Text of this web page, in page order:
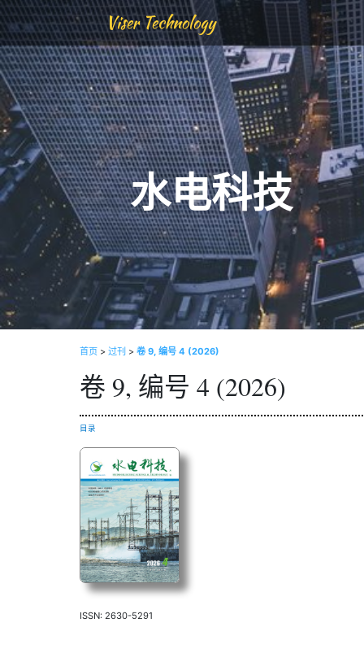
Viser Technology
水电科技
首页 > 过刊 > 卷 9, 编号 4 (2026)
卷 9, 编号 4 (2026)
目录
ISSN: 2630-5291